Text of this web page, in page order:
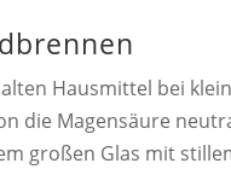
Hausmittel bei
die Magensäure
großen Glas mit